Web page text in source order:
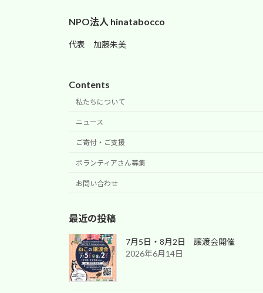
NPO法人 hinatabocco
代表 加藤朱美
Contents
私たちについて
ニュース
ご寄付・ご支援
ボランティアさん募集
お問い合わせ
最近の投稿
7月5日・8月2日 譲渡会開催
2026年6月14日